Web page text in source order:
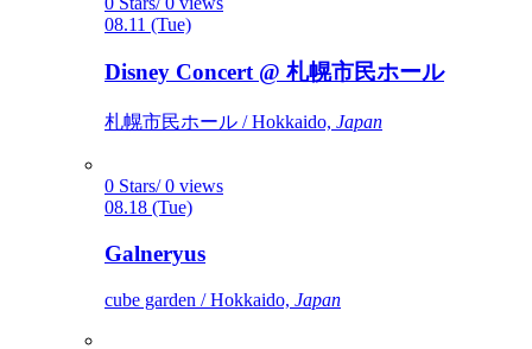
08.11 (Tue)
Disney Concert @ 札幌市民ホール
札幌市民ホール / Hokkaido, Japan
0 Stars/ 0 views
08.18 (Tue)
Galneryus
cube garden / Hokkaido, Japan